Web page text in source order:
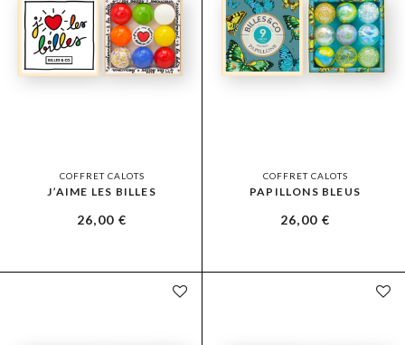
COFFRET CALOTS
J’AIME LES BILLES
26,00€
COFFRET CALOTS
PAPILLONS BLEUS
26,00€